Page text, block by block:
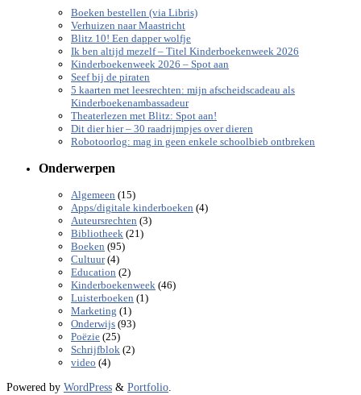
Boeken bestellen (via Libris)
Verhuizen naar Maastricht
Blitz 10! Een dapper wolfje
Ik ben altijd mezelf – Titel Kinderboekenweek 2026
Kinderboekenweek 2026 – Spot aan
Seef bij de piraten
5 kaarten met leesrechten: mijn afscheidscadeau als
Kinderboekenambassadeur
Theaterlezen met Blitz: Spot aan!
Dit dier hier – 30 raadrijmpjes over dieren
Robotoorlog: mag in geen enkele schoolbieb ontbreken
Onderwerpen
Algemeen (15)
Apps/digitale kinderboeken (4)
Auteursrechten (3)
Bibliotheek (21)
Boeken (95)
Cultuur(4)
Education (2)
Kinderboekenweek (46)
Luisterboeken (1)
Marketing (1)
Onderwijs (93)
Poëzie (25)
Schrijfblok (2)
video (4)
Powered by WordPress & Portfolio.